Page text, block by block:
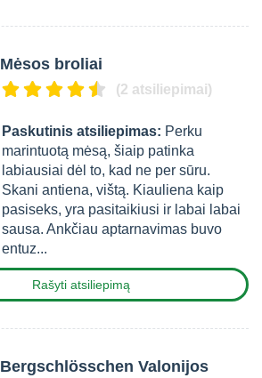
Mėsos broliai
(2 atsiliepimai)
Paskutinis atsiliepimas: Perku
marintuotą mėsą, šiaip patinka
labiausiai dėl to, kad ne per sūru.
Skani antiena, vištą. Kiauliena kaip
pasiseks, yra pasitaikiusi ir labai labai
sausa. Ankčiau aptarnavimas buvo
entuz...
Rašyti atsiliepimą
Bergschlösschen Valonijos